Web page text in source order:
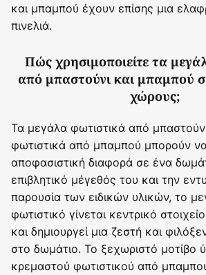
και μπαμπού έχουν επίσης μια
πινελιά.
Πώς χρησιμοποιείτε τα
από μπαστούνι και μπαμπού
χώρους;
Τα μεγάλα φωτιστικά από
φωτιστικά από μπαμπού μπορούν
αποφασιστική διαφορά σε ένα
επιβλητικό μέγεθός του και την
παρουσία των ειδικών υλικών, το
φωτιστικό γίνεται κεντρικό
και δημιουργεί μια ζεστή και
στο δωμάτιο. Το ξεχωριστό μοτίβο
κρεμαστού φωτιστικού από